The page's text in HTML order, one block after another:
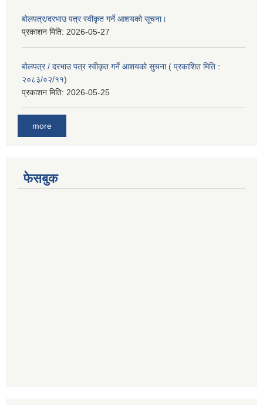
बोलपत्र/दरभाउ पत्र स्वीकृत गर्ने आशयको सूचना।
प्रकाशन मिति: 2026-05-27
बोलपत्र / दरभाउ पत्र स्वीकृत गर्ने आशयको सुचना ( प्रकाशित मिति :
२०८३/०२/११)
प्रकाशन मिति: 2026-05-25
more
फेसबुक